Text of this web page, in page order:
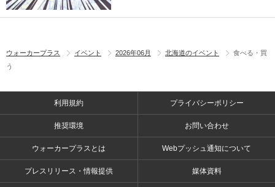
ウォーカープラス イベント 2026年06月 北海道のイベント
食べる・買
う
利用規約 プライバシーポリシー
推奨環境 お問い合わせ
ウォーカープラスとは Webプッシュ通知について
プレスリリース・情報提供 媒体資料